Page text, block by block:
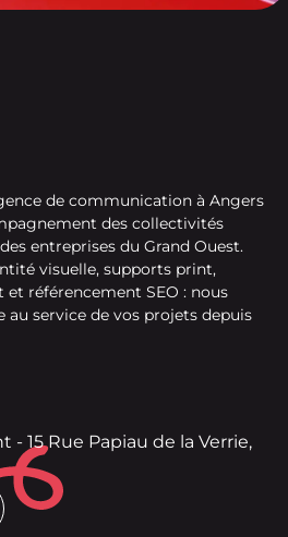
de communication à Angers
des collectivités
entreprises du Grand Ouest.
visuelle, supports print,
référencement SEO : nous
service de vos projets depuis
- 15 Rue Papiau de la Verrie,